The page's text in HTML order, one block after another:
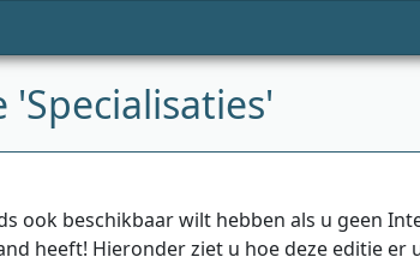
ook beschikbaar wilt hebben als u geen
heeft! Hieronder ziet u hoe deze editie